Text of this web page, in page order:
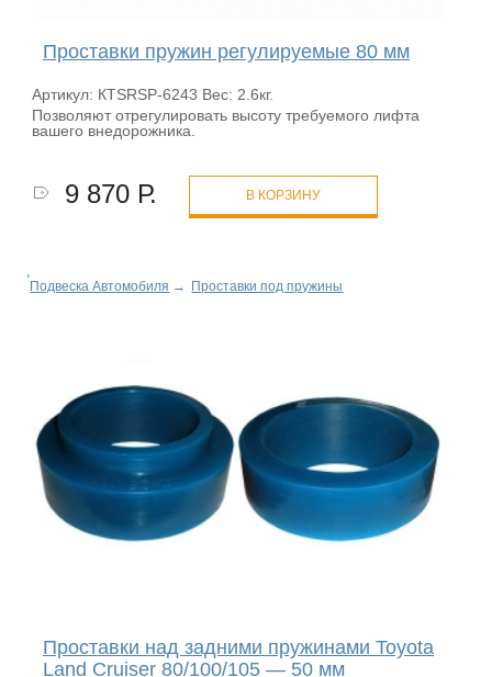
Проставки пружин регулируемые 80 мм
Артикул: КТSRSP-6243 Вес: 2.6кг.
Позволяют отрегулировать высоту требуемого лифта
вашего внедорожника.
9 870 Р. В КОРЗИНУ
Подвеска Автомобиля → Проставки под пружины
Проставки над задними пружинами Toyota
Land Cruiser 80/100/105 — 50 мм